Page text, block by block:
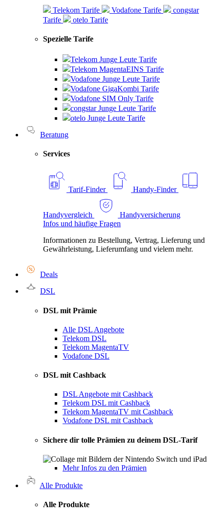
Telekom Tarife Vodafone Tarife
congstar
Tarife
otelo Tarife
Spezielle Tarife
Telekom Junge Leute Tarife
Telekom MagentaEINS Tarife
Vodafone Junge Leute Tarife
Vodafone GigaKombi Tarife
Vodafone SIM Only Tarife
congstar Junge Leute Tarife
otelo Junge Leute Tarife
Beratung
Services
Tarif-Finder Handy-Finder
Handyvergleich
Handyversicherung
Infos und häufige Fragen
Informationen zu Bestellung, Vertrag, Lieferung und
Gewährleistung, Lieferumfang und vielem mehr.
Deals
DSL
DSL mit Prämie
Alle DSL Angebote
Telekom DSL
Telekom MagentaTV
Vodafone DSL
DSL mit Cashback
DSL Angebote mit Cashback
Telekom DSL mit Cashback
Telekom MagentaTV mit Cashback
Vodafone DSL mit Cashback
Sichere dir tolle Prämien zu deinem DSL-Tarif
Mehr Infos zu den Prämien
Alle Produkte
Alle Produkte